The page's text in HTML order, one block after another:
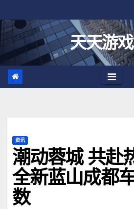
至
天天游
资讯
潮动蓉城 共赴
全新蓝山成都
数